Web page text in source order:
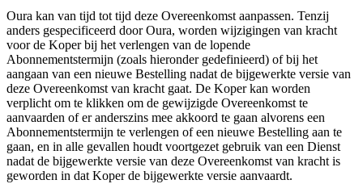
Oura kan van tijd tot tijd deze Overeenkomst aanpassen. Tenzij
anders gespecificeerd door Oura, worden wijzigingen van kracht
voor de Koper bij het verlengen van de lopende
Abonnementstermijn (zoals hieronder gedefinieerd) of bij het
aangaan van een nieuwe Bestelling nadat de bijgewerkte versie van
deze Overeenkomst van kracht gaat. De Koper kan worden
verplicht om te klikken om de gewijzigde Overeenkomst te
aanvaarden of er anderszins mee akkoord te gaan alvorens een
Abonnementstermijn te verlengen of een nieuwe Bestelling aan te
gaan, en in alle gevallen houdt voortgezet gebruik van een Dienst
nadat de bijgewerkte versie van deze Overeenkomst van kracht is
geworden in dat Koper de bijgewerkte versie aanvaardt.